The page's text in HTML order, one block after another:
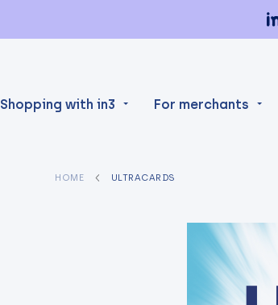
Shopping with in3 For merchants
HOME ULTRACARDS